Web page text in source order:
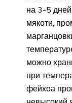
на 3-5
мякоти,
можно
при
фейхоа